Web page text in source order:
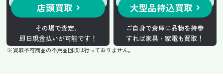
店頭買取
その場で査定、
即日現金払いが可能です！
大型品持込買取
ご自身で倉庫に品物を持参
すれば家具・家電も買取！
買取不可商品の不用品回収は行っておりません。